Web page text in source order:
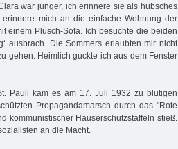
war jünger, ich erinnere sie als hübsches
mich an die einfache Wohnung der
einem Plüsch-Sofa. Ich besuchte die beiden
ausbrach. Die Sommers erlaubten mir nicht
gehen. Heimlich guckte ich aus dem Fenster
Pauli kam es am 17. Juli 1932 zu blutigen
Propagandamarsch durch das "Rote
kommunistischer Häuserschutzstaffeln stieß.
an die Macht.